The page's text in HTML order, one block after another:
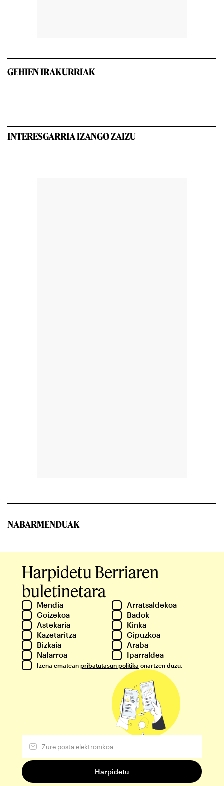
GEHIEN IRAKURRIAK
INTERESGARRIA IZANGO ZAIZU
NABARMENDUAK
Harpidetu Berriaren
buletinetara
Mendia
Arratsaldekoa
Goizekoa
Badok
Astekaria
Kinka
Kazetaritza
Gipuzkoa
Bizkaia
Araba
Nafarroa
Iparraldea
Izena ematean pribatutasun politika onartzen duzu.